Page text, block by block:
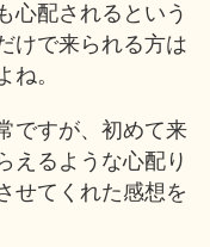
心配されるという
けで来られる方は
ね。
ですが、初めて来
えるような心配り
せてくれた感想を